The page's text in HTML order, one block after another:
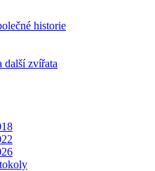
historie
další zvířata